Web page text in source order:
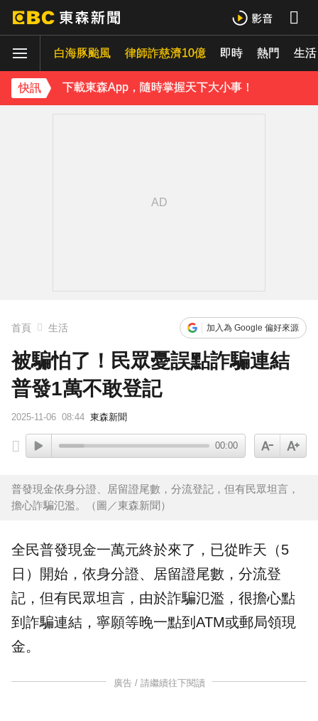
白海豚颱風 律師詐慈濟10億 即時 熱門 生活
快訊
下載東森App，隨時掌握天下大小事！
《理財達人秀》X 安聯投信免費講座報名中！搶先卡位 2027
下載東森App，隨時掌握天下大小事！
首頁 生活 加入為 Google 偏好來源
被騙怕了！民眾憂誤點詐騙連結
普發1萬不敢登記
2025-11-06 08:44 東森新聞
00:00
普發現金依身分證、居留證尾數，分流登記，但有民眾坦言，
擔心詐騙氾濫。（圖／東森新聞）
全民普發現金一萬元終於來了，已從昨天（5
日）開始，依身分證、 居留證尾數，分流登
記，但有民眾坦言，由於詐騙氾濫，很擔心點
到詐騙連結，寧願等晚一點到ATM或郵局領現
金。
廣告 / 請繼續往下閱讀